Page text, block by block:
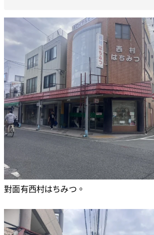
對面有西村はちみつ。